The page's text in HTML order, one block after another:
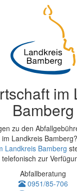
im
Bamberg
zu den
Landkreis
Landkreis Bamberg
telefonisch zur
Abfallberatung
0951/85-706